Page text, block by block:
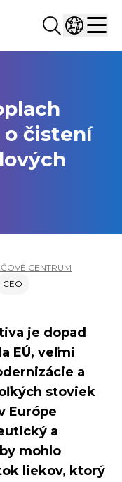
Hľadať...
Vyberte
o čistení
CENTRUM
CEO
je dopad
EÚ, veľmi
a
stoviek
Európe
a
mohlo
liekov, ktorý